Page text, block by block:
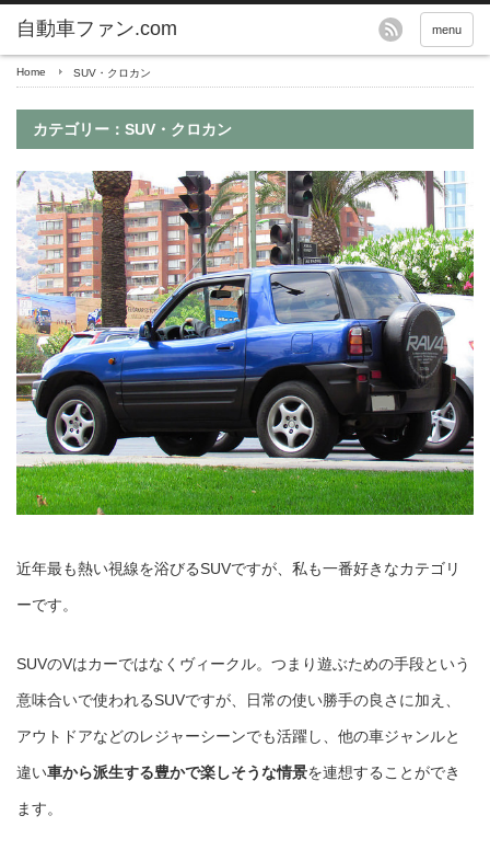
自動車ファン.com menu
Home SUV・クロカン
カテゴリー：SUV・クロカン
近年最も熱い視線を浴びるSUVですが、私も一番好きなカテゴリ
ーです。
SUVのVはカーではなくヴィークル。つまり遊ぶための手段という
意味合いで使われるSUVですが、日常の使い勝手の良さに加え、
アウトドアなどのレジャーシーンでも活躍し、他の車ジャンルと
違い車から派生する豊かで楽しそうな情景を連想することができ
ます。